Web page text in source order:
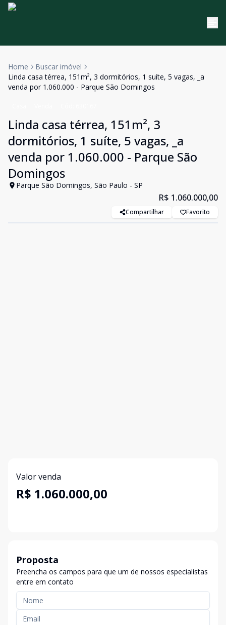
Home
Buscar imóvel
Linda casa térrea, 151m², 3 dormitórios, 1 suíte, 5 vagas, _a
venda por 1.060.000 - Parque São Domingos
Linda casa térrea, 151m², 3
dormitórios, 1 suíte, 5 vagas, _a
venda por 1.060.000 - Parque São
Domingos
Parque São Domingos, São Paulo - SP
R$ 1.060.000,00
Compartilhar Favorito
Valor venda
R$ 1.060.000,00
Proposta
Preencha os campos para que um de nossos especialistas
entre em contato